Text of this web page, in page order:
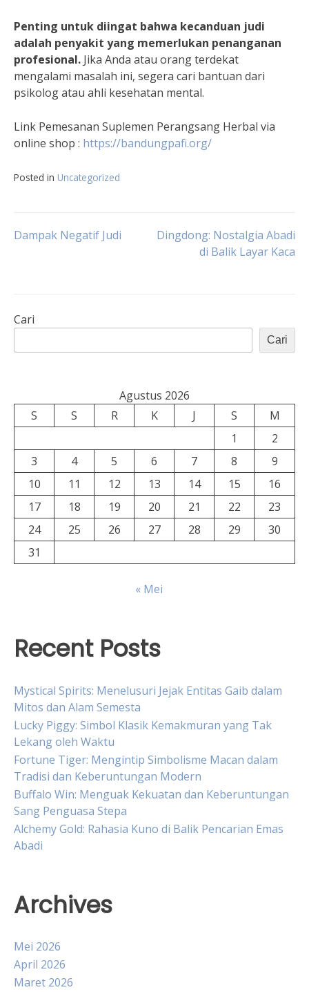
Penting untuk diingat bahwa kecanduan judi
adalah penyakit yang memerlukan penanganan
profesional. Jika Anda atau orang terdekat
mengalami masalah ini, segera cari bantuan dari
psikolog atau ahli kesehatan mental.
Link Pemesanan Suplemen Perangsang Herbal via
online shop : https://bandungpafi.org/
Posted in Uncategorized
Navigasi
Dampak Negatif Judi
Dingdong: Nostalgia Abadi
di Balik Layar Kaca
Cari
Cari
Agustus 2026
S
S R K J S
M
1
2
3
4 5 6 7 8
9
10
11 12 13 14 15
16
17
18 19 20 21 22
23
24
25 26 27 28 29
30
31
« Mei
Recent Posts
Mystical Spirits: Menelusuri Jejak Entitas Gaib dalam
Mitos dan Alam Semesta
Lucky Piggy: Simbol Klasik Kemakmuran yang Tak
Lekang oleh Waktu
Fortune Tiger: Mengintip Simbolisme Macan dalam
Tradisi dan Keberuntungan Modern
Buffalo Win: Menguak Kekuatan dan Keberuntungan
Sang Penguasa Stepa
Alchemy Gold: Rahasia Kuno di Balik Pencarian Emas
Abadi
Archives
Mei 2026
April 2026
Maret 2026